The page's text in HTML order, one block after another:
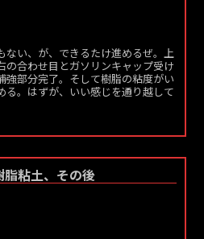
ない、が、できるたけ進めるぜ。上
の合わせ目とガソリンキャップ受け
強部分完了。そして樹脂の粘度がい
る。はずが、いい感じを通り越して
脂粘土、その後